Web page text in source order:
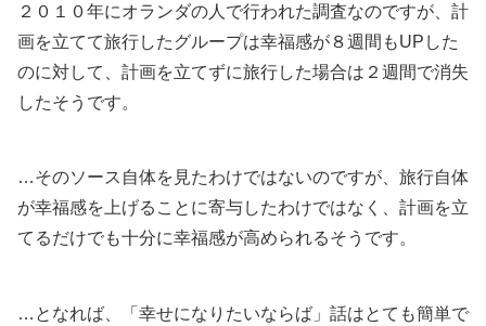
２０１０年にオランダの人で行われた調査なのですが、計
画を立てて旅行したグループは幸福感が８週間もUPした
のに対して、計画を立てずに旅行した場合は２週間で消失
したそうです。
…そのソース自体を見たわけではないのですが、旅行自体
が幸福感を上げることに寄与したわけではなく、計画を立
てるだけでも十分に幸福感が高められるそうです。
…となれば、「幸せになりたいならば」話はとても簡単で